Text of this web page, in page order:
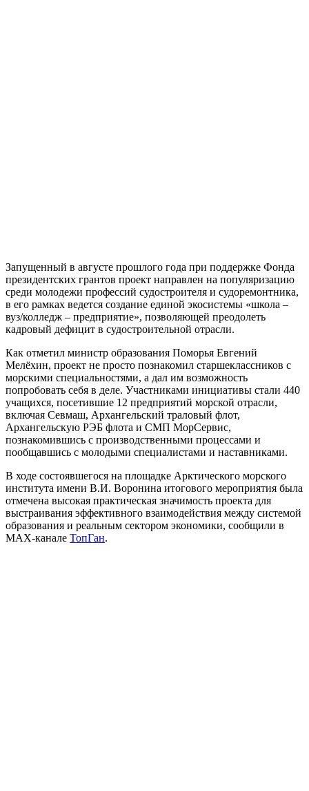
Запущенный в августе прошлого года при поддержке Фонда
президентских грантов проект направлен на популяризацию
среди молодежи профессий судостроителя и судоремонтника,
в его рамках ведется создание единой экосистемы «школа –
вуз/колледж – предприятие», позволяющей преодолеть
кадровый дефицит в судостроительной отрасли.
Как отметил министр образования Поморья Евгений
Мелёхин, проект не просто познакомил старшеклассников с
морскими специальностями, а дал им возможность
попробовать себя в деле. Участниками инициативы стали 440
учащихся, посетившие 12 предприятий морской отрасли,
включая Севмаш, Архангельский траловый флот,
Архангельскую РЭБ флота и СМП МорСервис,
познакомившись с производственными процессами и
пообщавшись с молодыми специалистами и наставниками.
В ходе состоявшегося на площадке Арктического морского
института имени В.И. Воронина итогового мероприятия была
отмечена высокая практическая значимость проекта для
выстраивания эффективного взаимодействия между системой
образования и реальным сектором экономики, сообщили в
МАХ-канале ТопГан.